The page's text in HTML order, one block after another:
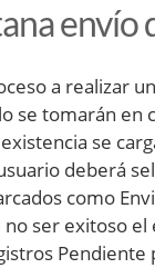
envío
a realizar
se tomarán en
se
deberá
como
no ser exitoso el
Pendiente